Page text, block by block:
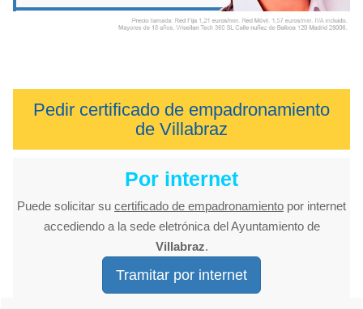
Pedir certificado de empadronamiento
de Villabraz
Por internet
Puede solicitar su certificado de empadronamiento por internet
accediendo a la sede eletrónica del Ayuntamiento de
Villabraz.
Tramitar por internet